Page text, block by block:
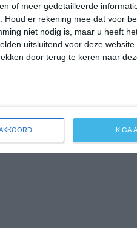
of meer gedetailleerde
Houd er rekening mee dat voor
niet nodig is, maar u heeft
uitsluitend voor deze
door terug te keren naar
IK GA
07:00
ZZO 1 ZZO 1